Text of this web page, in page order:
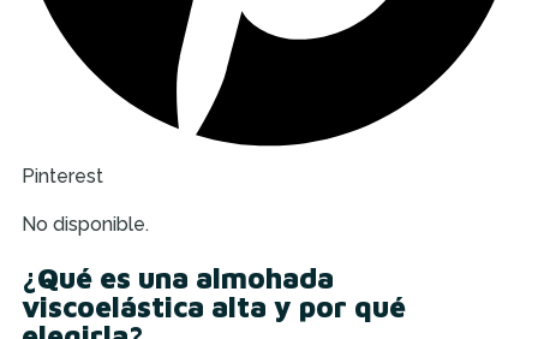
Pinterest
No disponible.
¿Qué es una almohada
viscoelástica alta y por qué